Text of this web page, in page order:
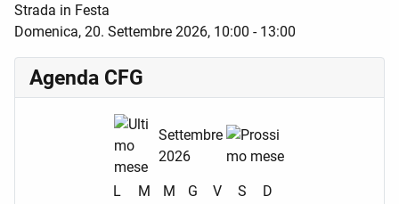
Strada in Festa
Domenica, 20. Settembre 2026, 10:00 - 13:00
Agenda CFG
Settembre
2026
L M M G V S
D